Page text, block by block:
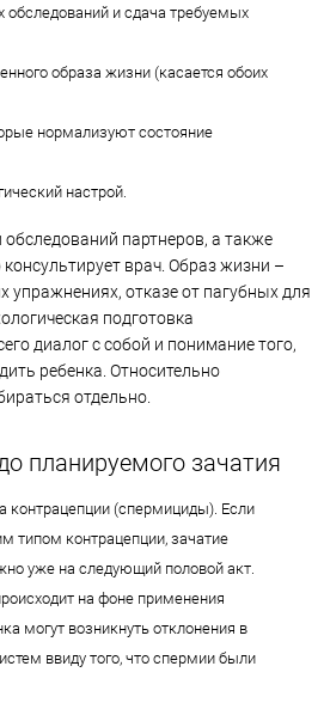
и сдача требуемых
образа жизни (касается обоих
нормализуют состояние
настрой.
партнеров, а также
врач. Образ жизни –
упражнениях, отказе от пагубных для
подготовка
диалог с собой и понимание того,
ребенка. Относительно
отдельно.
планируемого зачатия
контрацепции (спермициды). Если
типом контрацепции, зачатие
уже на следующий половой акт.
на фоне применения
могут возникнуть отклонения в
ввиду того, что спермии были